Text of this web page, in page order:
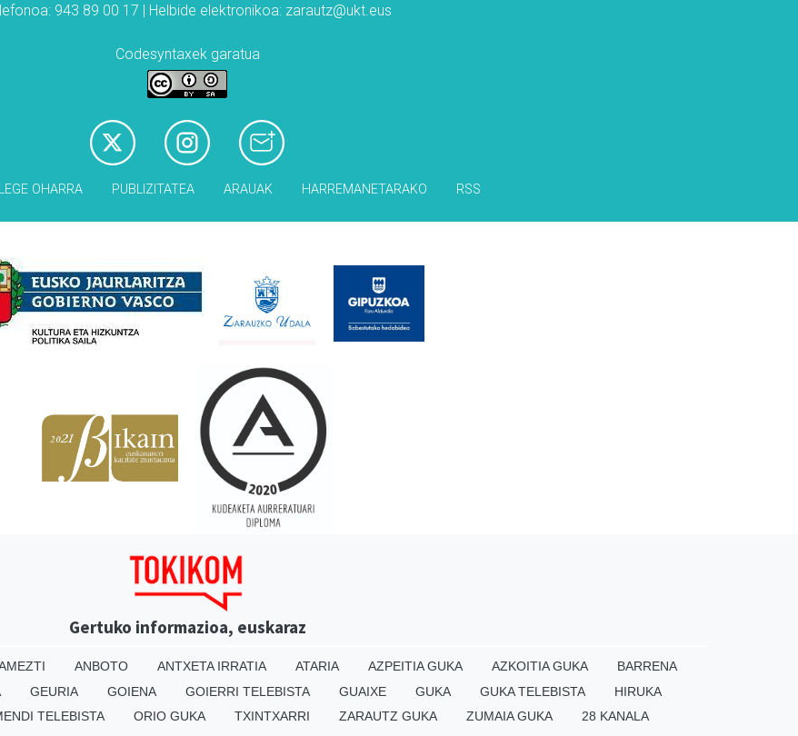
943 89 00 17 | Helbide elektronikoa: zarautz@ukt.eus
Codesyntaxek garatua
LEGE OHARRA PUBLIZITATEA ARAUAK HARREMANETARAKO RSS
Gertuko informazioa, euskaraz
ANBOTO ANTXETA IRRATIA ATARIA AZPEITIA GUKA AZKOITIA GUKA
BARRENA
GEURIA GOIENA GOIERRI TELEBISTA GUAIXE GUKA GUKA TELEBISTA
HIRUKA
TELEBISTA ORIO GUKA TXINTXARRI ZARAUTZ GUKA ZUMAIA GUKA 28 KANALA